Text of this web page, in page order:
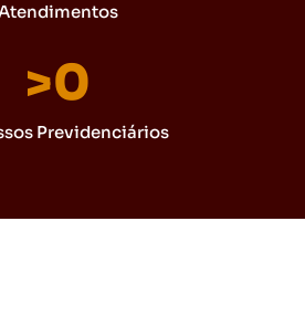
Previdenciários
>0